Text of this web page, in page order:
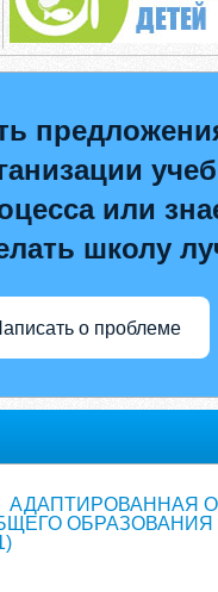
или
школу
о проблеме
АДАПТИРОВАННАЯ